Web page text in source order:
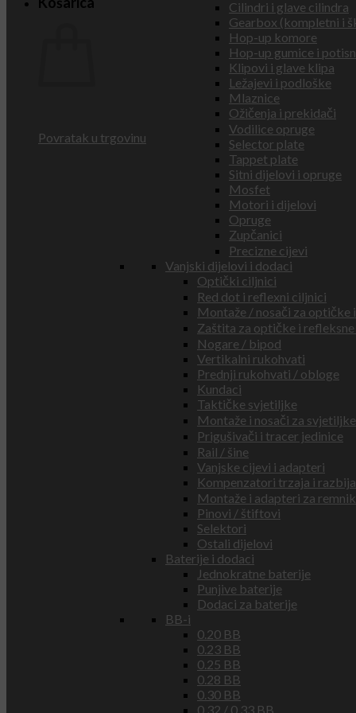
Povratak u trgovinu
Cilindri i glave cilindra
Gearbox (kompletni i
Hop-up komore
Hop-up gumice i
Klipovi i glave klipa
Ležajevi i podloške
Mlaznice
Ožičenja i prekidači
Vodilice opruge
Selector plate
Tappet plate
Sitni dijelovi i opruge
Mosfet
Motori i dijelovi
Opruge
Zupčanici
Precizne cijevi
Vanjski dijelovi i dodaci
Optički ciljnici
Red dot i reflexni ciljnici
Montaže / nosači za optičke
Zaštita za optičke i
Nogare / bipod
Vertikalni rukohvati
Prednji rukohvati / obloge
Kundaci
Taktičke svjetiljke
Montaže i nosači za svjetiljke
Prigušivači i tracer jedinice
Rail / šine
Vanjske cijevi i adapteri
Kompenzatori trzaja i
Montaže i adapteri za
Pinovi / štiftovi
Selektori
Ostali dijelovi
Baterije i dodaci
Jednokratne baterije
Punjive baterije
Dodaci za baterije
BB-i
0.20 BB
0.23 BB
0.25 BB
0.28 BB
0.30 BB
0.32 / 0.33 BB